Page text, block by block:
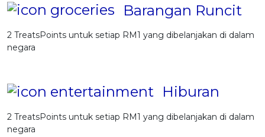
Barangan Runcit
2 TreatsPoints untuk setiap RM1 yang dibelanjakan di dalam
negara
Hiburan
2 TreatsPoints untuk setiap RM1 yang dibelanjakan di dalam
negara